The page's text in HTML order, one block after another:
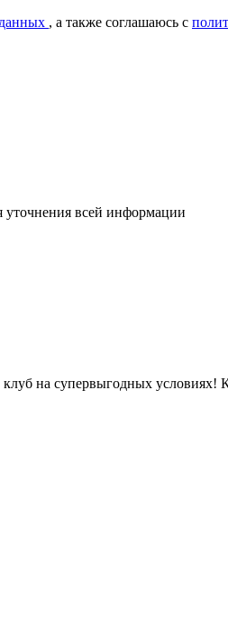
, а также соглашаюсь с
уточнения всей информации
на супервыгодных условиях!